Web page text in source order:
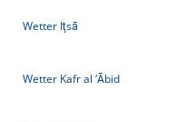
Wetter Iţsā
Wetter Kafr al ‘Ābid